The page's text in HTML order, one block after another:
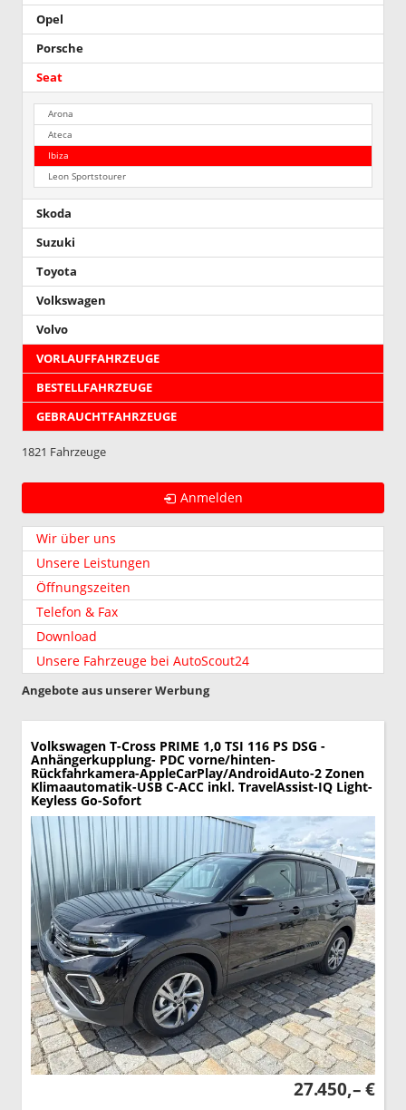
Opel
Porsche
Seat
Arona
Ateca
Ibiza
Leon Sportstourer
Skoda
Suzuki
Toyota
Volkswagen
Volvo
VORLAUFFAHRZEUGE
BESTELLFAHRZEUGE
GEBRAUCHTFAHRZEUGE
1821 Fahrzeuge
Anmelden
Wir über uns
Unsere Leistungen
Öffnungszeiten
Telefon & Fax
Download
Unsere Fahrzeuge bei AutoScout24
Angebote aus unserer Werbung
Volkswagen T-Cross PRIME 1,0 TSI 116 PS DSG -
Anhängerkupplung- PDC vorne/hinten-
Rückfahrkamera-AppleCarPlay/AndroidAuto-2 Zonen
Klimaautomatik-USB C-ACC inkl. TravelAssist-IQ Light-
Keyless Go-Sofort
27.450,– €